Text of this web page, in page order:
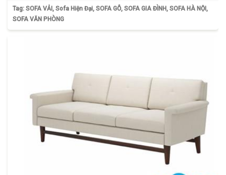
Tag: SOFA VẢI, Sofa Hiện Đại, SOFA GỖ, SOFA GIA ĐÌNH, SOFA HÀ NỘI ,
SOFA VĂN PHÒNG